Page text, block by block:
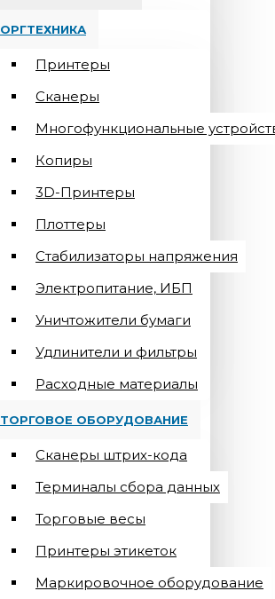
ОРГТЕХНИКА
Принтеры
Сканеры
Многофункциональные
Копиры
3D-Принтеры
Плоттеры
Стабилизаторы напряжения
Электропитание, ИБП
Уничтожители бумаги
Удлинители и фильтры
Расходные материалы
ТОРГОВОЕ ОБОРУДОВАНИЕ
Сканеры штрих-кода
Терминалы сбора данных
Торговые весы
Принтеры этикеток
Маркировочное оборудование